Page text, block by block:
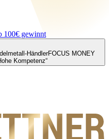
100€ gewinnt
HändlerFOCUS MONEY
Kompetenz“